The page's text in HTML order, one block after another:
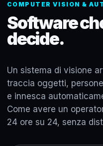
COMPUTER VISION &
Software
decide.
Un sistema di visione
traccia oggetti,
e innesca
Come avere un
24 ore su 24, senza